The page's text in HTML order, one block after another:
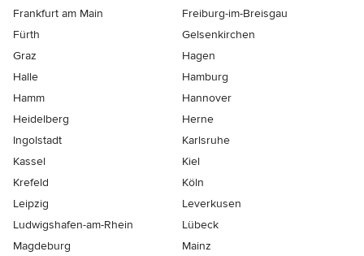
Frankfurt am Main
Freiburg-im-Breisgau
Fürth
Gelsenkirchen
Graz
Hagen
Halle
Hamburg
Hamm
Hannover
Heidelberg
Herne
Ingolstadt
Karlsruhe
Kassel
Kiel
Krefeld
Köln
Leipzig
Leverkusen
Ludwigshafen-am-Rhein
Lübeck
Magdeburg
Mainz